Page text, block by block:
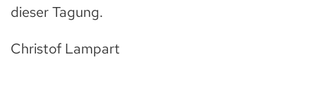
dieser Tagung.
Christof Lampart